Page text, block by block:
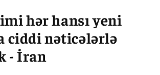
hər hansı yeni
ciddi nəticələrlə
- İran